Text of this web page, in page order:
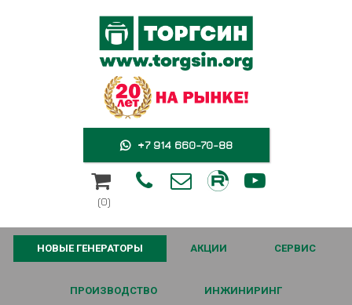
 +7 914 660-70-88

(0)
  
НОВЫЕ ГЕНЕРАТОРЫ АКЦИИ СЕРВИС
ПРОИЗВОДСТВО ИНЖИНИРИНГ